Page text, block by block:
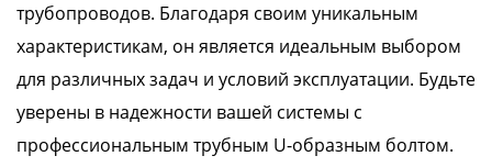
трубопроводов. Благодаря своим уникальным
характеристикам, он является идеальным выбором
для различных задач и условий эксплуатации. Будьте
уверены в надежности вашей системы с
профессиональным трубным U-образным болтом.